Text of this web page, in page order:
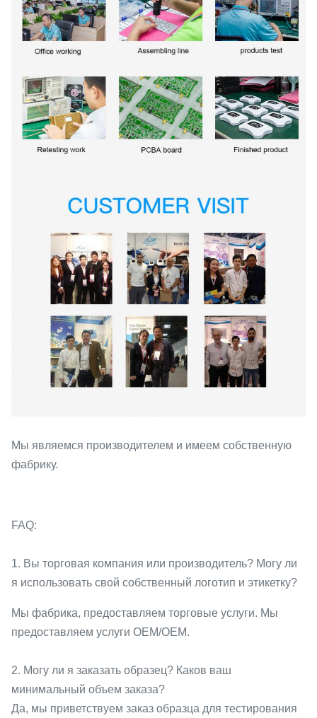
Мы являемся производителем и имеем собственную
фабрику.
FAQ:
1. Вы торговая компания или производитель? Могу ли
я использовать свой собственный логотип и этикетку?
Мы фабрика, предоставляем торговые услуги. Мы
предоставляем услуги OEM/OEM.
2. Могу ли я заказать образец? Каков ваш
минимальный объем заказа?
Да, мы приветствуем заказ образца для тестирования